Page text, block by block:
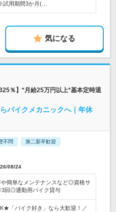
用期間3か月(…
気になる
％】*月給25万円以上*基本定時退
バイクメカニックへ｜年休
不問 第二新卒歓迎
08/24
簡単なメンテナンスなど◎資格サ
回◎通勤用バイク貸与
「バイク好き」なら大歓迎！／